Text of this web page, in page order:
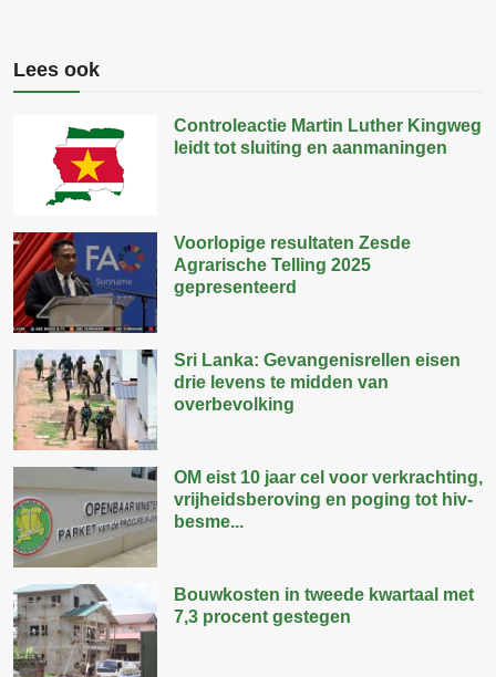
Lees ook
Controleactie Martin Luther Kingweg
leidt tot sluiting en aanmaningen
Voorlopige resultaten Zesde
Agrarische Telling 2025
gepresenteerd
Sri Lanka: Gevangenisrellen eisen
drie levens te midden van
overbevolking
OM eist 10 jaar cel voor verkrachting,
vrijheidsberoving en poging tot hiv-
besme...
Bouwkosten in tweede kwartaal met
7,3 procent gestegen